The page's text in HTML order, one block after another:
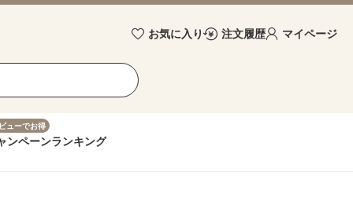
お気に入り 注文履歴 マイページ
ューでお得
ンペーンランキング